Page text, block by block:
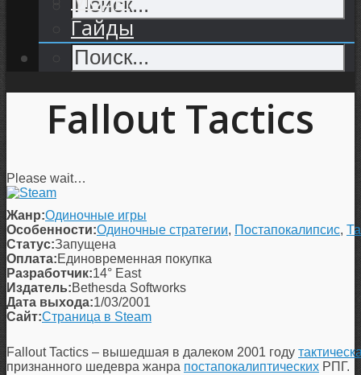
Гайды
Fallout Tactics
Please wait…
Жанр:Одиночные игры
Особенности:Одиночные стратегии, Постапокалипсис,
Статус:Запущена
Оплата:Единовременная покупка
Разработчик:14° East
Издатель:Bethesda Softworks
Дата выхода:1/03/2001
Сайт:Страница в Steam
Fallout Tactics – вышедшая в далеком 2001 году
признанного шедевра жанра постапокалиптических РПГ.